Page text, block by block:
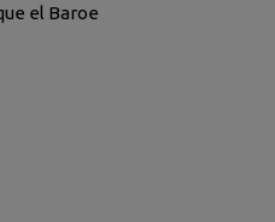
el Baroe